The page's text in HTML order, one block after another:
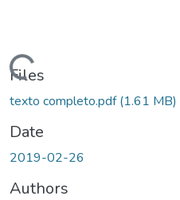
Files
texto completo.pdf(1.61 MB)
Date
2019-02-26
Authors